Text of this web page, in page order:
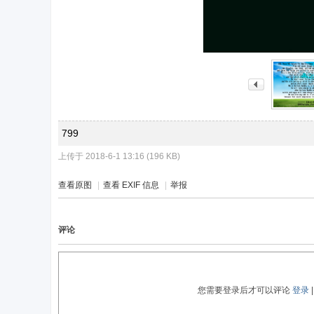
799
上传于 2018-6-1 13:16 (196 KB)
查看原图 查看 EXIF 信息 举报
评论
您需要登录后才可以评论 登录